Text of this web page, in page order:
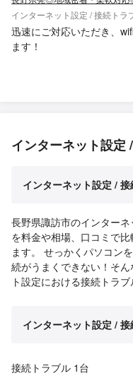
インターネット設定 / 接続トラ
迅速にご対応いただき、
ます！
インターネット設定
インターネット設定 /
長野県諏訪市のインター
を料金や相場、口コミで
ます。 せっかくパソコン
続がうまくできない！そ
ト設定における接続トラ
インターネット設定 /
接続トラブル 1台